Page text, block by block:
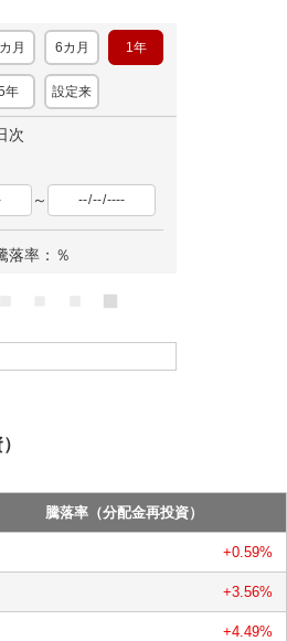
月 6カ月 1年
年 設定来
次
～
落率： ％
騰落率（分配金再投資）
+0.59%
+3.56%
+4.49%